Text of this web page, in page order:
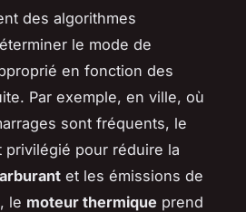
des algorithmes
le mode de
en fonction des
Par exemple, en ville, où
sont fréquents, le
privilégié pour réduire la
et les émissions de
le moteur thermique prend